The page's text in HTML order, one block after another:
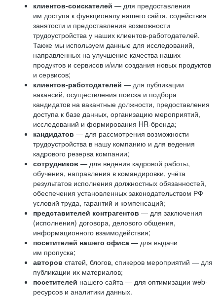
клиентов-соискателей — для предоставления
им доступа к функционалу нашего сайта, содействия
занятости и предоставления возможности
трудоустройства у наших клиентов-работодателей.
Также мы используем данные для исследований,
направленных на улучшение качества наших
продуктов и сервисов и/или создания новых продуктов
и сервисов;
клиентов-работодателей — для публикации
вакансий, осуществления поиска и подбора
кандидатов на вакантные должности, предоставления
доступа к базе данных, организацию мероприятий,
исследований и формирования HR-бренда;
кандидатов — для рассмотрения возможности
трудоустройства в нашу компанию и для ведения
кадрового резерва компании;
сотрудников — для ведения кадровой работы,
обучения, направления в командировки, учёта
результатов исполнения должностных обязанностей,
обеспечения установленных законодательством РФ
условий труда, гарантий и компенсаций;
представителей контрагентов — для заключения
(исполнения) договора, делового общения,
информационного взаимодействия;
посетителей нашего офиса — для выдачи
им пропуска;
авторов статей, блогов, спикеров мероприятий — для
публикации их материалов;
посетителей нашего сайта — для оптимизации web-
ресурсов и аналитики данных.